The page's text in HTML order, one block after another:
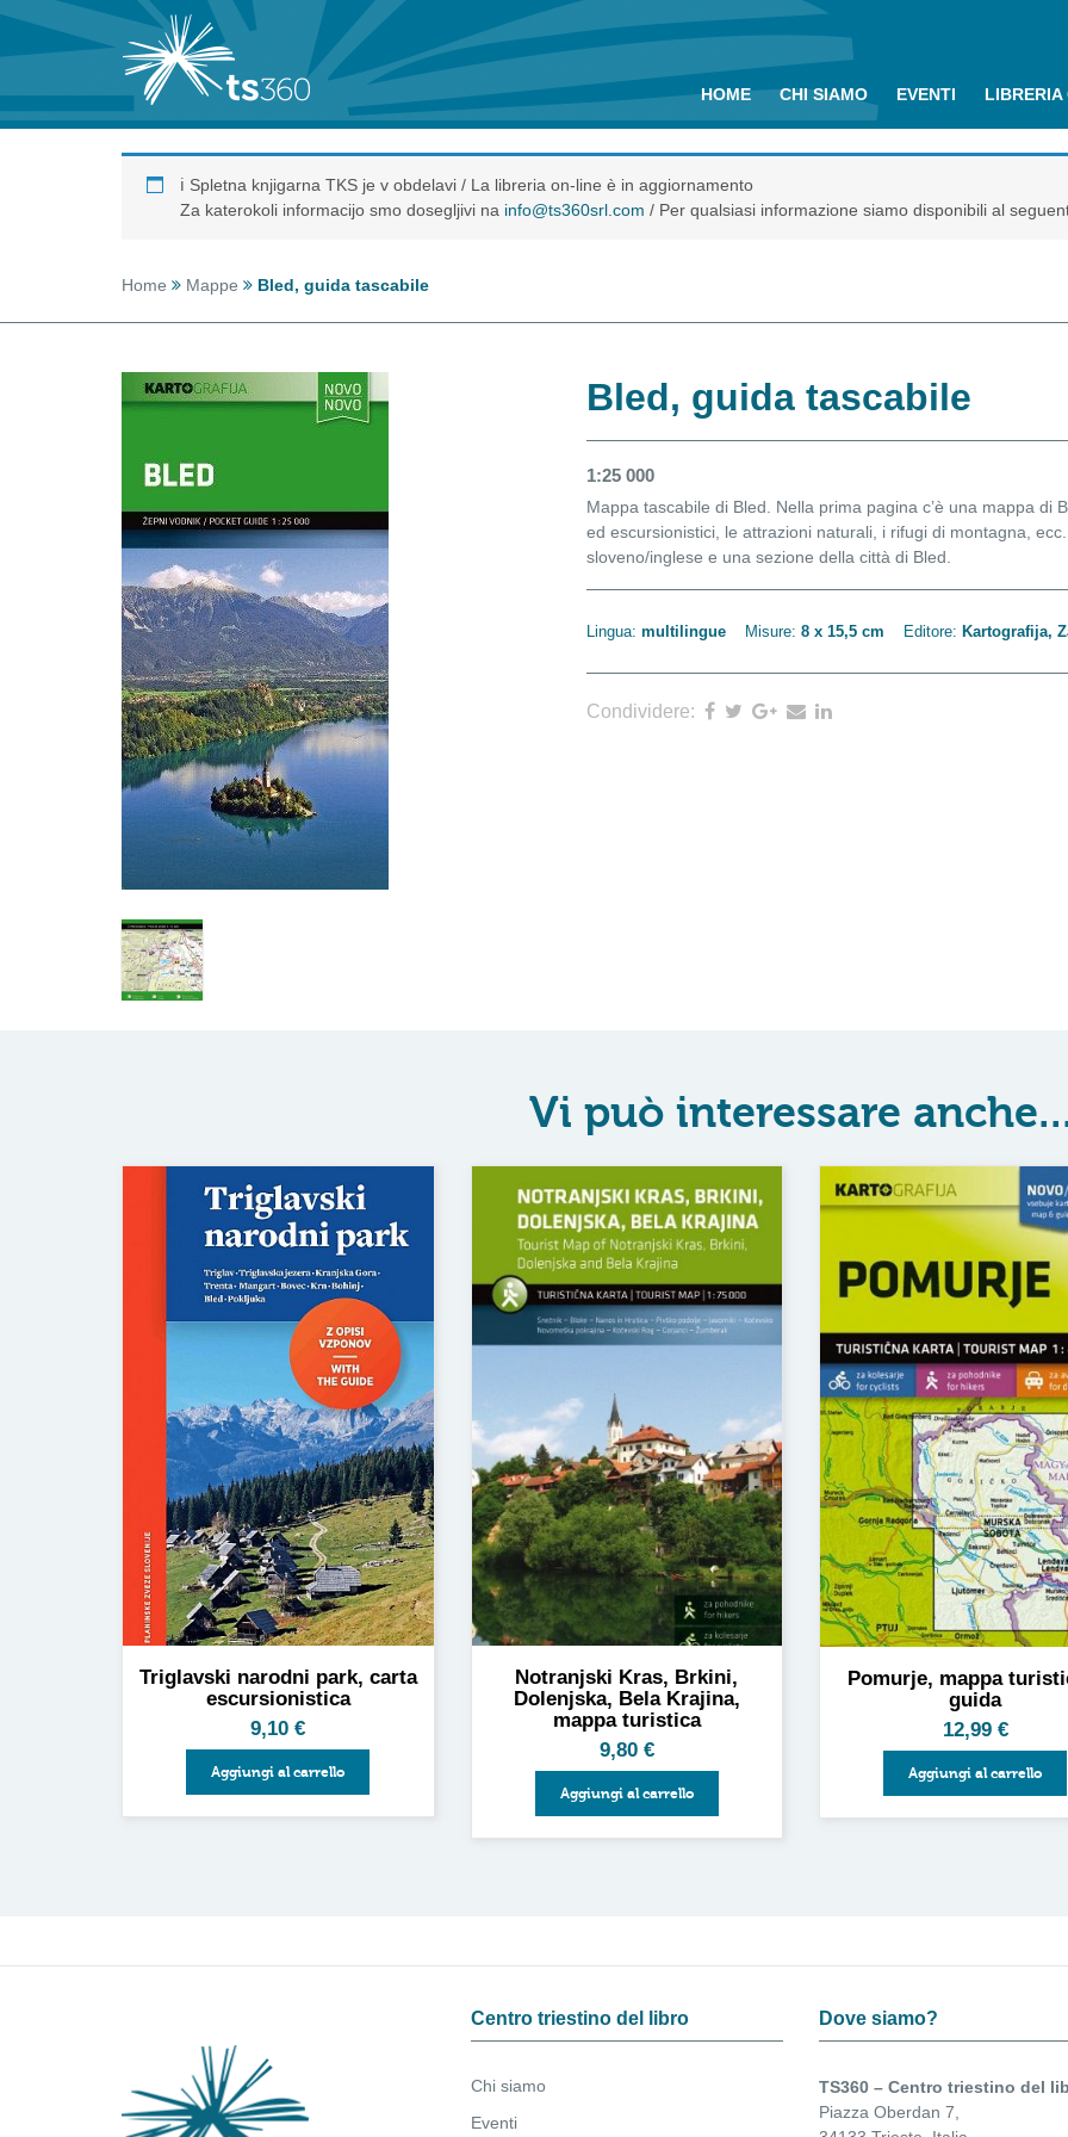
HOME CHI SIAMO EVENTI LIBRERIA
ℹ️ Spletna knjigarna TKS je v obdelavi / La libreria on-line è in aggiornamento
Za katerokoli informacijo smo dosegljivi na info@ts360srl.com / Per qualsiasi informazione siamo disponibili al
Home Mappe Bled, guida tascabile
Bled, guida tascabile
1:25 000
Mappa tascabile di Bled. Nella prima pagina c’è una mappa
ed escursionistici, le attrazioni naturali, i rifugi di montagna,
sloveno/inglese e una sezione della città di Bled.
Lingua: multilingue Misure: 8 x 15,5 cm Editore: Kartografija,
Condividere:
Vi può interessare
Triglavski narodni park, carta
escursionistica
9,10€
Aggiungi al carrello
Notranjski Kras, Brkini,
Dolenjska, Bela Krajina,
mappa turistica
9,80 €
Aggiungi al carrello
Pomurje, mappa
guida
12,99 €
Aggiungi al carrello
Centro triestino del libro
Chi siamo
Eventi
Dove siamo?
TS360 – Centro triestino del
Piazza Oberdan 7,